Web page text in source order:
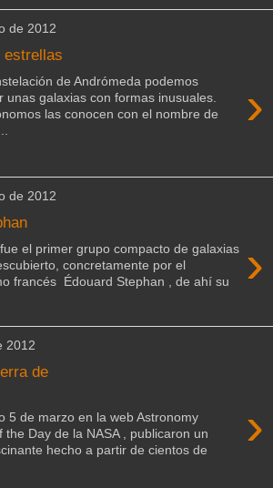
de 2012
estrellas
›
de Andrómeda podemos
unas galaxias con formas inusuales.
las conocen con el nombre de
de 2012
›
el primer grupo compacto de galaxias
concretamente por el
francés Édouard Stephan , de ahí su
2012
de
›
5 de marzo en la web Astronomy
the Day de la NASA , publicaron un
hecho a partir de cientos de